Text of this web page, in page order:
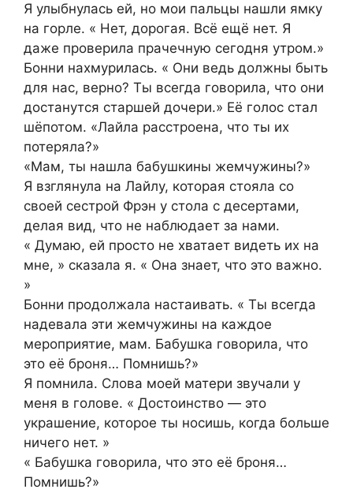
Я улыбнулась ей, но мои пальцы нашли ямку
на горле. « Нет, дорогая. Всё ещё нет. Я
даже проверила прачечную сегодня утром.»
Бонни нахмурилась. « Они ведь должны быть
для нас, верно? Ты всегда говорила, что они
достанутся старшей дочери.» Её голос стал
шёпотом. «Лайла расстроена, что ты их
потеряла?»
«Мам, ты нашла бабушкины жемчужины?»
Я взглянула на Лайлу, которая стояла со
своей сестрой Фрэн у стола с десертами,
делая вид, что не наблюдает за нами.
« Думаю, ей просто не хватает видеть их на
мне, » сказала я. « Она знает, что это важно.
»
Бонни продолжала настаивать. « Ты всегда
надевала эти жемчужины на каждое
мероприятие, мам. Бабушка говорила, что
это её броня… Помнишь?»
Я помнила. Слова моей матери звучали у
меня в голове. « Достоинство — это
украшение, которое ты носишь, когда больше
ничего нет. »
« Бабушка говорила, что это её броня…
Помнишь?»